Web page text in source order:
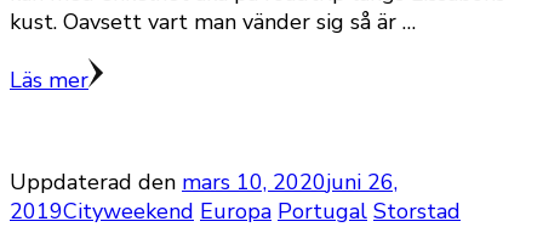
kust. Oavsett vart man vänder sig så är …
Läs mer
Uppdaterad den mars 10, 2020juni 26,
2019Cityweekend Europa Portugal Storstad